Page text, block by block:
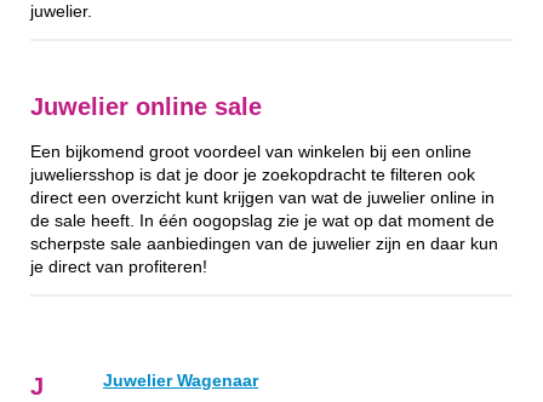
juwelier.
Juwelier online sale
Een bijkomend groot voordeel van winkelen bij een online
juweliersshop is dat je door je zoekopdracht te filteren ook
direct een overzicht kunt krijgen van wat de juwelier online in
de sale heeft. In één oogopslag zie je wat op dat moment de
scherpste sale aanbiedingen van de juwelier zijn en daar kun
je direct van profiteren!
J Juwelier Wagenaar